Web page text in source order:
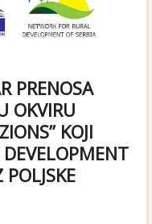
PRENOSA
OKVIRU
KOJI